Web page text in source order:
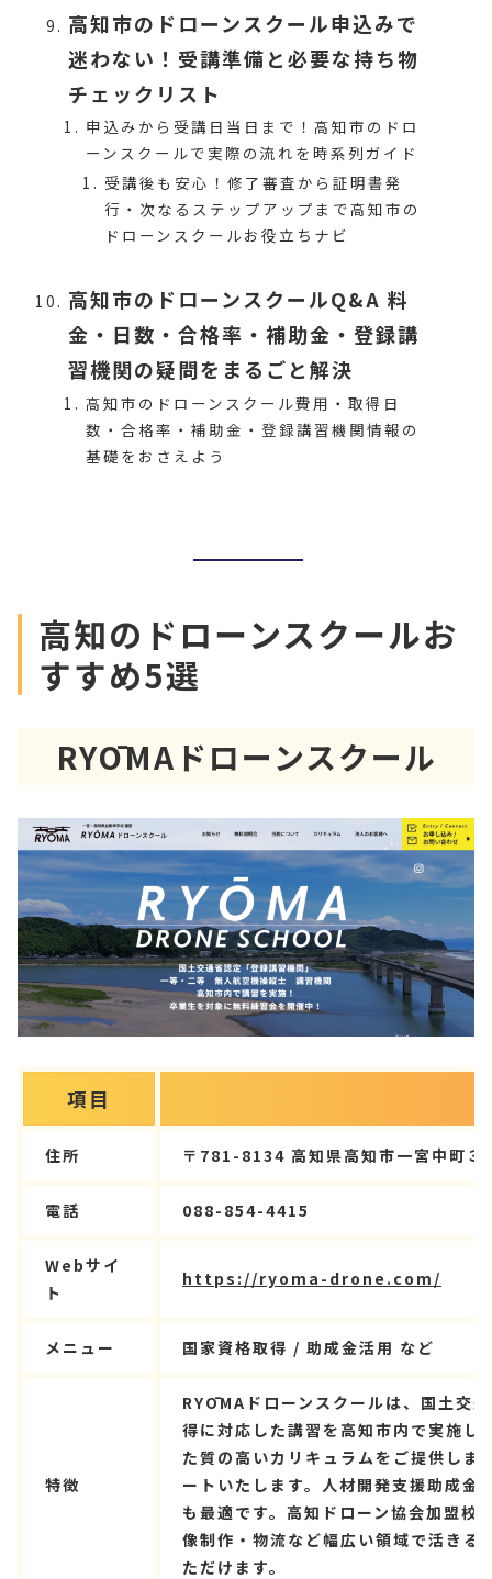
高知市のドローンスクール申込みで
迷わない！受講準備と必要な持ち物
チェックリスト
申込みから受講日当日まで！高知市のドロ
ーンスクールで実際の流れを時系列ガイド
受講後も安心！修了審査から証明書発
行・次なるステップアップまで高知市の
ドローンスクールお役立ちナビ
高知市のドローンスクールQ&A 料
金・日数・合格率・補助金・登録講
習機関の疑問をまるごと解決
高知市のドローンスクール費用・取得日
数・合格率・補助金・登録講習機関情報の
基礎をおさえよう
高知のドローンスクールお
すすめ5選
RYŌMAドローンスクール
項目
住所 〒781-8134 高知県高知市一宮中町３
電話 088-854-4415
Webサイ
ト
https://ryoma-drone.com/
メニュー 国家資格取得 / 助成金活用 など
特徴
RYŌMAドローンスクールは、国土交
得に対応した講習を高知市内で実施し
た質の高いカリキュラムをご提供し
ートいたします。人材開発支援助成金
も最適です。高知ドローン協会加盟校
像制作・物流など幅広い領域で活きる
ただけます。